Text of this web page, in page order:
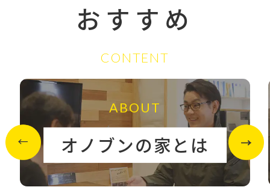
おすすめ
CONTENT
ABOUT
オノブンの家とは